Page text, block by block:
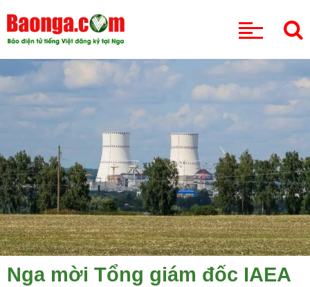
Nga mời Tổng giám đốc IAEA